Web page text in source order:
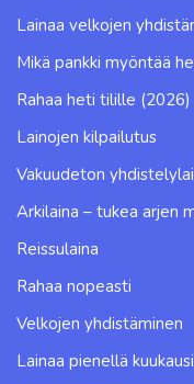
Lainaa velkojen
Mikä pankki myöntää
Rahaa heti tilille (2026)
Lainojen kilpailutus
Vakuudeton
Arkilaina – tukea arjen
Reissulaina
Rahaa nopeasti
Velkojen yhdistäminen
Lainaa pienellä